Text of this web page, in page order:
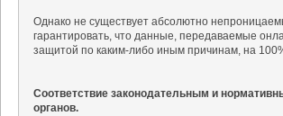
Однако не существует абсолютно
гарантировать, что данные, передаваемые
защитой по каким-либо иным причинам, на
Соответствие законодательным и
органов.